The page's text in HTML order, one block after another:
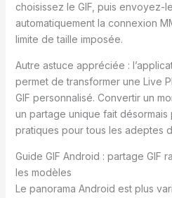
choisissez le GIF, puis envoyez-
automatiquement la connexion
limite de taille imposée.
Autre astuce appréciée :
permet de transformer une Live
GIF personnalisé. Convertir un
un partage unique fait
pratiques pour tous les adeptes
Guide GIF Android : partage GIF
les modèles
Le panorama Android est plus